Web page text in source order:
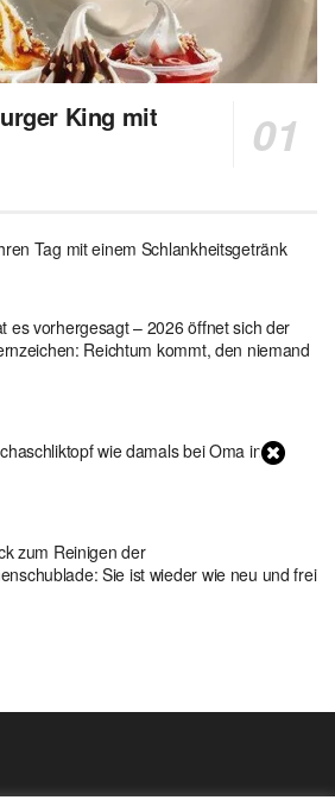
King mit
Tag mit einem Schlankheitsgetränk
es vorhergesagt – 2026 öffnet sich der
Reichtum kommt, den niemand
wie damals bei Oma in 1
zum Reinigen der
Sie ist wieder wie neu und frei